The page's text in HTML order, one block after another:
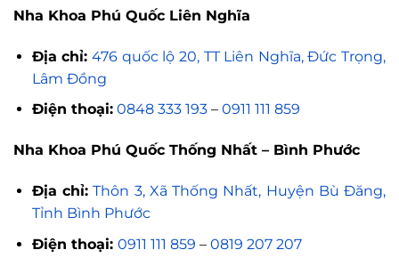
Nha Khoa Phú Quốc Liên Nghĩa
Địa chỉ: 476 quốc lộ 20, TT Liên Nghĩa, Đức Trọng,
Lâm Đồng
Điện thoại: 0848 333 193– 0911 111 859
Nha Khoa Phú Quốc Thống Nhất – Bình Phước
Địa chỉ: Thôn 3, Xã Thống Nhất, Huyện Bù Đăng,
Tỉnh Bình Phước
Điện thoại: 0911 111 859 – 0819 207 207